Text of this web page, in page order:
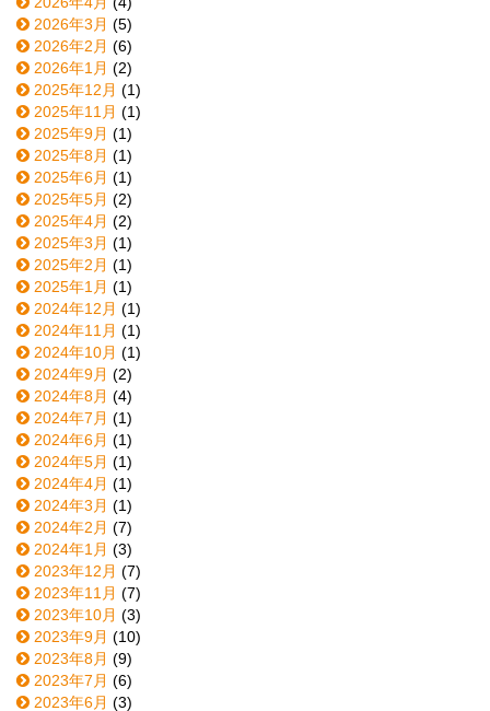
2026年3月 (5)
2026年2月 (6)
2026年1月 (2)
2025年12月 (1)
2025年11月 (1)
2025年9月 (1)
2025年8月 (1)
2025年6月 (1)
2025年5月 (2)
2025年4月 (2)
2025年3月 (1)
2025年2月 (1)
2025年1月 (1)
2024年12月 (1)
2024年11月 (1)
2024年10月 (1)
2024年9月 (2)
2024年8月 (4)
2024年7月 (1)
2024年6月 (1)
2024年5月 (1)
2024年4月 (1)
2024年3月 (1)
2024年2月 (7)
2024年1月 (3)
2023年12月 (7)
2023年11月 (7)
2023年10月 (3)
2023年9月 (10)
2023年8月 (9)
2023年7月 (6)
2023年6月 (3)